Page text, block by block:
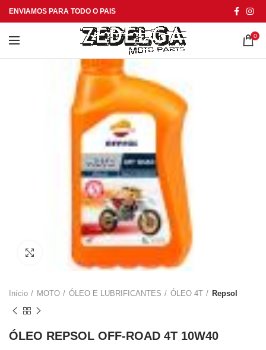
ENVIAMOS PARA TODO O PAIS
0
Click to enlarge
Início MOTO ÓLEO E LUBRIFICANTES ÓLEO 4T Repsol
ÓLEO REPSOL OFF-ROAD 4T 10W40